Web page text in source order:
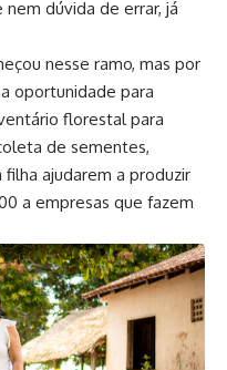
nem dúvida de errar, já
nesse ramo, mas por
oportunidade para
florestal para
de sementes,
ajudarem a produzir
a empresas que fazem